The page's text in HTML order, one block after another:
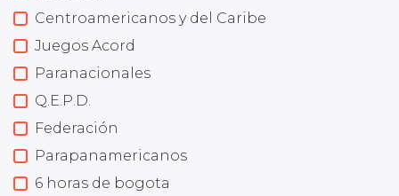
Centroamericanos y del Caribe
Juegos Acord
Paranacionales
Q.E.P.D.
Federación
Parapanamericanos
6 horas de bogota